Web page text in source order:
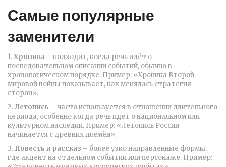
Самые популярные
заменители
1.Хроника – подходит, когда речь идёт о
последовательном описании событий, обычно в
хронологическом порядке. Пример: «Хроника Второй
мировой войны показывает, как менялась стратегия
сторон».
2.Летопись – часто используется в отношении длительного
периода, особенно когда речь идет о национальном или
культурном наследии. Пример: «Летопись России
начинается с древних племён».
3. Повесть и рассказ – более узко направленные формы,
где акцент на отдельном событии или персонаже. Пример: